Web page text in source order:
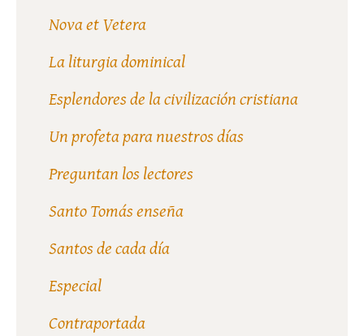
Nova et Vetera
La liturgia dominical
Esplendores de la civilización cristiana
Un profeta para nuestros días
Preguntan los lectores
Santo Tomás enseña
Santos de cada día
Especial
Contraportada